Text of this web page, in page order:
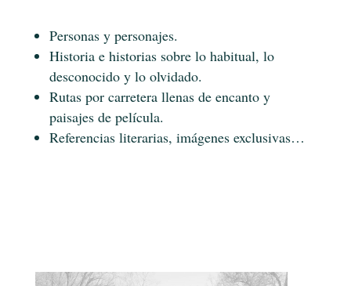
Personas y personajes.
Historia e historias sobre lo habitual, lo
desconocido y lo olvidado.
Rutas por carretera llenas de encanto y
paisajes de película.
Referencias literarias, imágenes exclusivas…